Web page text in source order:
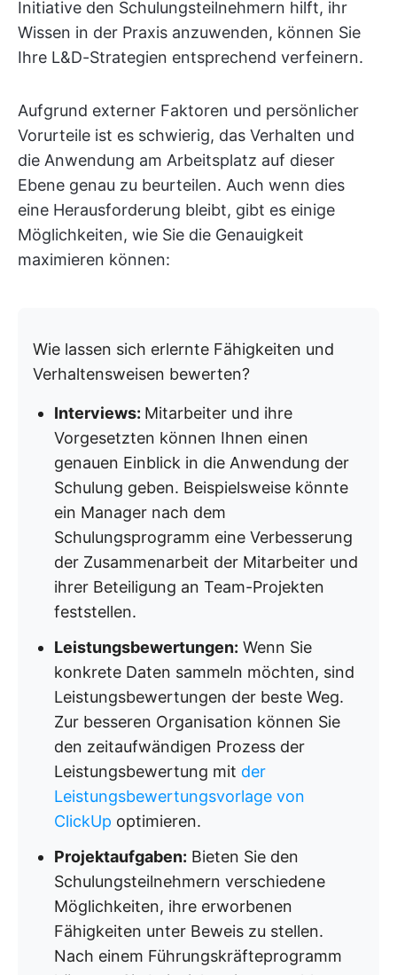
Initiative den Schulungsteilnehmern hilft, ihr
Wissen in der Praxis anzuwenden, können Sie
Ihre L&D-Strategien entsprechend verfeinern.
Aufgrund externer Faktoren und persönlicher
Vorurteile ist es schwierig, das Verhalten und
die Anwendung am Arbeitsplatz auf dieser
Ebene genau zu beurteilen. Auch wenn dies
eine Herausforderung bleibt, gibt es einige
Möglichkeiten, wie Sie die Genauigkeit
maximieren können:
Wie lassen sich erlernte Fähigkeiten und
Verhaltensweisen bewerten?
Interviews: Mitarbeiter und ihre
Vorgesetzten können Ihnen einen
genauen Einblick in die Anwendung der
Schulung geben. Beispielsweise könnte
ein Manager nach dem
Schulungsprogramm eine Verbesserung
der Zusammenarbeit der Mitarbeiter und
ihrer Beteiligung an Team-Projekten
feststellen.
Leistungsbewertungen: Wenn Sie
konkrete Daten sammeln möchten, sind
Leistungsbewertungen der beste Weg.
Zur besseren Organisation können Sie
den zeitaufwändigen Prozess der
Leistungsbewertung mit der
Leistungsbewertungsvorlage von
ClickUp optimieren.
Projektaufgaben: Bieten Sie den
Schulungsteilnehmern verschiedene
Möglichkeiten, ihre erworbenen
Fähigkeiten unter Beweis zu stellen.
Nach einem Führungskräfteprogramm